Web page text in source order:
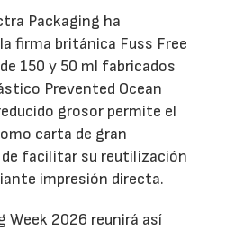
Packaging ha
firma británica Fuss Free
150 y 50 ml fabricados
Prevented Ocean
grosor permite el
carta de gran
facilitar su reutilización
impresión directa.
Week 2026 reunirá así